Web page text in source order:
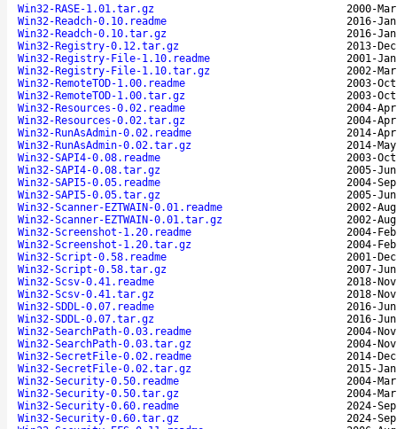
Win32-RASE-1.01.tar.gz
2000-
Win32-Readch-0.10.readme
2016-
Win32-Readch-0.10.tar.gz
2016-
Win32-Registry-0.12.tar.gz
2013-
Win32-Registry-File-1.10.readme
2001-
Win32-Registry-File-1.10.tar.gz
2002-
Win32-RemoteTOD-1.00.readme
2003-
Win32-RemoteTOD-1.00.tar.gz
2003-
Win32-Resources-0.02.readme
2004-
Win32-Resources-0.02.tar.gz
2004-
Win32-RunAsAdmin-0.02.readme
2014-
Win32-RunAsAdmin-0.02.tar.gz
2014-
Win32-SAPI4-0.08.readme
2003-
Win32-SAPI4-0.08.tar.gz
2005-
Win32-SAPI5-0.05.readme
2004-
Win32-SAPI5-0.05.tar.gz
2005-
Win32-Scanner-EZTWAIN-0.01.readme
2002-
Win32-Scanner-EZTWAIN-0.01.tar.gz
2002-
Win32-Screenshot-1.20.readme
2004-
Win32-Screenshot-1.20.tar.gz
2004-
Win32-Script-0.58.readme
2001-
Win32-Script-0.58.tar.gz
2007-
Win32-Scsv-0.41.readme
2018-
Win32-Scsv-0.41.tar.gz
2018-
Win32-SDDL-0.07.readme
2016-
Win32-SDDL-0.07.tar.gz
2016-
Win32-SearchPath-0.03.readme
2004-
Win32-SearchPath-0.03.tar.gz
2004-
Win32-SecretFile-0.02.readme
2014-
Win32-SecretFile-0.02.tar.gz
2015-
Win32-Security-0.50.readme
2004-
Win32-Security-0.50.tar.gz
2004-
Win32-Security-0.60.readme
2024-
Win32-Security-0.60.tar.gz
2024-